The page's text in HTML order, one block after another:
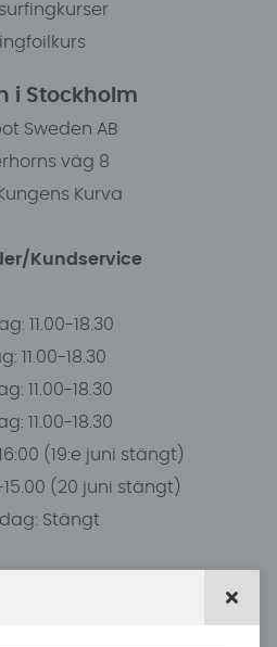
i Stockholm
Sweden AB
väg 8
Kurva
Kundservice
11.00-18.30
11.00-18.30
11.00-18.30
11.00-18.30
(19:e juni stängt)
15.00 (20 juni stängt)
Stängt
överenskommelse från